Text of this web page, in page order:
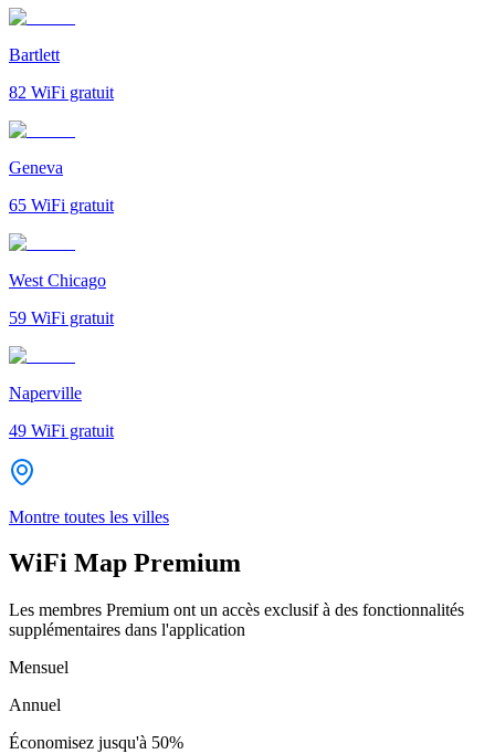
Bartlett
82 WiFi gratuit
Geneva
65 WiFi gratuit
West Chicago
59 WiFi gratuit
Naperville
49 WiFi gratuit
Montre toutes les villes
WiFi Map Premium
Les membres Premium ont un accès exclusif à des fonctionnalités
supplémentaires dans l'application
Mensuel
Annuel
Économisez jusqu'à 50%